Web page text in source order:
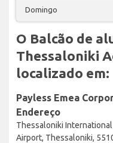
Domingo
O Balcão de
Thessaloniki
localizado em:
Payless Emea
Endereço
Thessaloniki International
Airport, Thessaloniki,